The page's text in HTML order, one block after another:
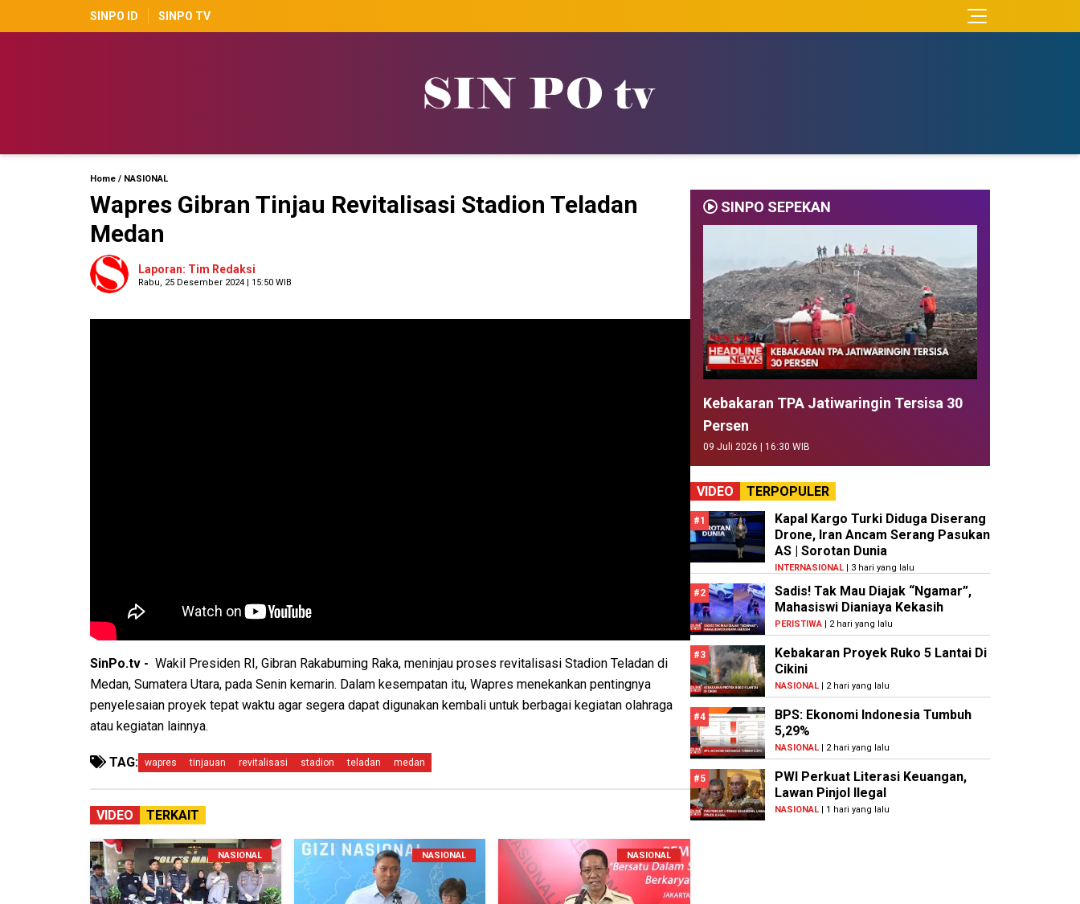
SINPO ID SINPO TV
Home / NASIONAL
Wapres Gibran Tinjau Revitalisasi Stadion Teladan
Medan
Laporan: Tim Redaksi
Rabu, 25 Desember 2024 | 15:50 WIB
SinPo.tv - Wakil Presiden RI, Gibran Rakabuming Raka, meninjau proses revitalisasi Stadion Teladan di
Medan, Sumatera Utara, pada Senin kemarin. Dalam kesempatan itu, Wapres menekankan pentingnya
penyelesaian proyek tepat waktu agar segera dapat digunakan kembali untuk berbagai kegiatan olahraga
atau kegiatan lainnya.
TAG: wapres tinjauan revitalisasi stadion teladan medan
VIDEO TERKAIT
NASIONAL NASIONAL NASIONAL
SINPO SEPEKAN
Kebakaran TPA Jatiwaringin Tersisa 30
Persen
09 Juli 2026 | 16:30 WIB
VIDEO TERPOPULER
#1
Kapal Kargo Turki Diduga Diserang
Drone, Iran Ancam Serang Pasukan
AS | Sorotan Dunia
INTERNASIONAL| 3 hari yang lalu
#2
Sadis! Tak Mau Diajak “Ngamar”,
Mahasiswi Dianiaya Kekasih
PERISTIWA| 2 hari yang lalu
#3
Kebakaran Proyek Ruko 5 Lantai Di
Cikini
NASIONAL| 2 hari yang lalu
#4
BPS: Ekonomi Indonesia Tumbuh
5,29%
NASIONAL| 2 hari yang lalu
#5
PWI Perkuat Literasi Keuangan,
Lawan Pinjol Ilegal
NASIONAL| 1 hari yang lalu